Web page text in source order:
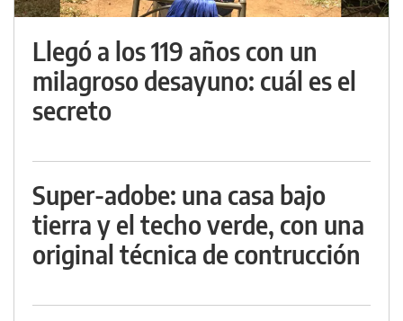
Llegó a los 119 años con un
milagroso desayuno: cuál es el
secreto
Super-adobe: una casa bajo
tierra y el techo verde, con una
original técnica de contrucción